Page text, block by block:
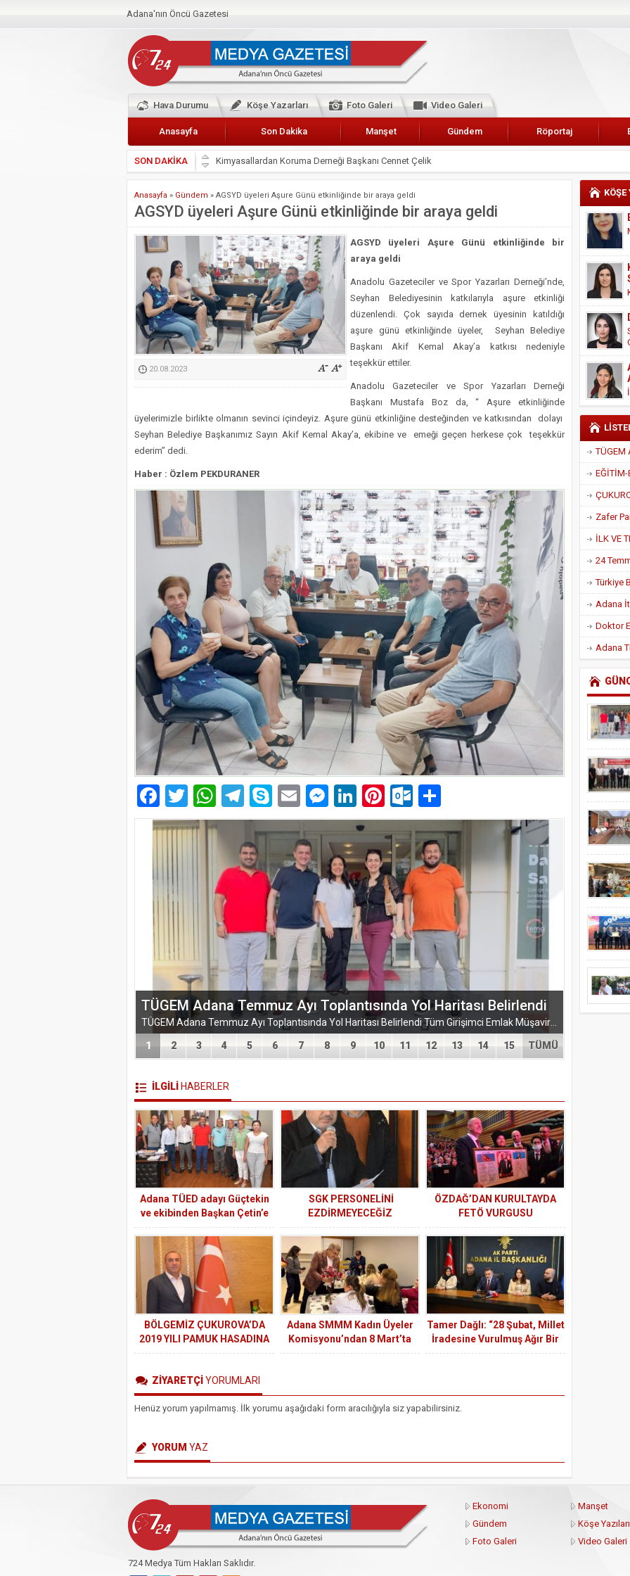
Adana'nın Öncü Gazetesi
Hava Durumu Köşe Yazarları Foto Galeri Video Galeri
Anasayfa Son Dakika Manşet Gündem Röportaj
SON DAKİKA
Başkan Güler’den Başkan Karalar’a hizmet çağrısı
Lokantacılar ve Kebapçılar Esnaf Odası Başkanı Şefik Arslan
Hak-İş Abdurrahman Yücel
HDP İL BİNASININ ÖNÜNDE ANNELER TARİH YAZIYORLAR
CEYHAN TİCARET ODASI
Hainler emellerine asla erişemeyecekler
BÖLGEMİZ ÇUKUROVA’DA 2019 YILI PAMUK HASADINA BAŞLANDI
İyi Parti Yüreğir İlçe Başkanı Enis Akyürek
Kimyasallardan Koruma Derneği Başkanı Cennet Çelik
Anasayfa » Gündem » AGSYD üyeleri Aşure Günü etkinliğinde bir araya geldi
AGSYD üyeleri Aşure Günü etkinliğinde bir araya geldi
20.08.2023
AGSYD üyeleri Aşure Günü etkinliğinde bir
araya geldi
Anadolu Gazeteciler ve Spor Yazarları Derneği’nde,
Seyhan Belediyesinin katkılarıyla aşure etkinliği
düzenlendi. Çok sayıda dernek üyesinin katıldığı
aşure günü etkinliğinde üyeler, Seyhan Belediye
Başkanı Akif Kemal Akay’a katkısı nedeniyle
teşekkür ettiler.
Anadolu Gazeteciler ve Spor Yazarları Derneği
Başkanı Mustafa Boz da, “ Aşure etkinliğinde
üyelerimizle birlikte olmanın sevinci içindeyiz. Aşure günü etkinliğine desteğinden ve katkısından dolayı
Seyhan Belediye Başkanımız Sayın Akif Kemal Akay’a, ekibine ve emeği geçen herkese çok teşekkür
ederim” dedi.
Haber : Özlem PEKDURANER
Facebook
Twitter
WhatsApp
Telegram
SkypeEmailMessenger
LinkedIn
Pinterest
Outlook.com
TÜGEM Adana Temmuz Ayı Toplantısında Yol Haritası Belirlendi
1 2 3 4 5 6 7 8 9 10 11 12 13 14 15 TÜMÜ
İLGİLİ HABERLER
Adana TÜED adayı Güçtekin
ve ekibinden Başkan Çetin’e
ziyaret
SGK PERSONELİNİ
EZDİRMEYECEĞİZ
ÖZDAĞ’DAN KURULTAYDA
FETÖ VURGUSU
BÖLGEMİZ ÇUKUROVA’DA
2019 YILI PAMUK HASADINA
BAŞLANDI
Adana SMMM Kadın Üyeler
Komisyonu’ndan 8 Mart’ta
Renkli ve Anlamlı Etkinlik
Tamer Dağlı: “28 Şubat, Millet
İradesine Vurulmuş Ağır Bir
Darbedir”
ZİYARETÇİYORUMLARI
Henüz yorum yapılmamış. İlk yorumu aşağıdaki form aracılığıyla siz yapabilirsiniz.
YORUM YAZ
Adana
724 Medya Tüm Hakları Saklıdır.
Ekonomi Manşet
Gündem
Köşe Yazıları
Foto Galeri
Video Galeri